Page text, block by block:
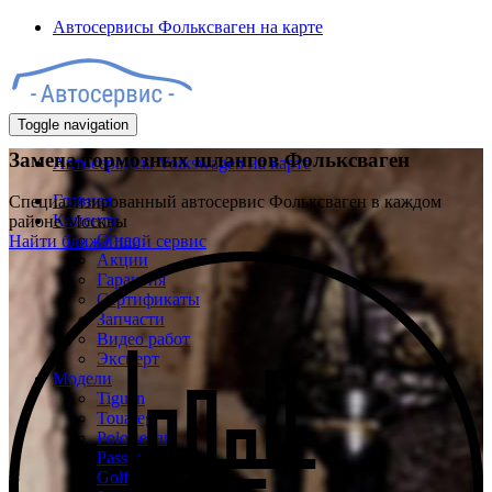
Автосервисы Фольксваген на карте
Toggle navigation
Автосервисы Volkswagen на карте
Главная
Клиенту
О нас
Акции
Гарантия
Сертификаты
Запчасти
Видео работ
Эксперт
Модели
Tiguan
Touareg
Polo sedan
Passat
Golf
Замена тормозных шлангов Фольксваген
Специализированный автосервис Фольксваген в каждом
районе Москвы
Найти ближайший сервис